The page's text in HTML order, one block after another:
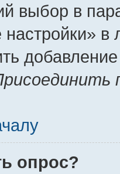
выбор в
настройки»
опрос?